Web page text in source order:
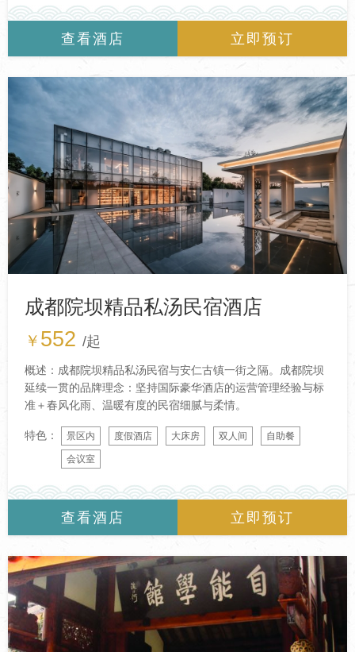
查看酒店 立即预订
成都院坝精品私汤民宿酒店
￥ 552/起
概述：成都院坝精品私汤民宿与安仁古镇一街之隔。成都院坝
延续一贯的品牌理念：坚持国际豪华酒店的运营管理经验与标
准＋春风化雨、温暖有度的民宿细腻与柔情。
特色： 景区内 度假酒店 大床房 双人间 自助餐
会议室
查看酒店 立即预订